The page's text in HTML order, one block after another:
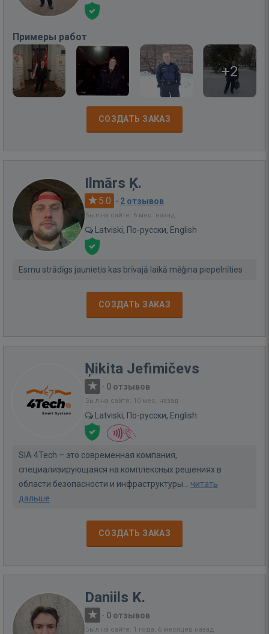
Примеры работ
+2
СОЗДАТЬ ЗАКАЗ
Ilmārs Ķ.
5.0 · 2 отзывов
Был на сайте: 6 мес. назад
Latviski, По-русски, English
Esmu strādīgs jaunietis kas brīvajā laikā mēģina piepelnīties
СОЗДАТЬ ЗАКАЗ
Ņikita Jefimičevs
· 0 отзывов
Был на сайте: 10 мес. назад
Latviski, По-русски, English
SIA 4Tech – это современная компания,
специализирующаяся на комплексных решениях в
области безопасности и инфраструктуры... читать
дальше
СОЗДАТЬ ЗАКАЗ
Daniils K.
· 0 отзывов
Был на сайте: 1 года, 6 месяцев назад